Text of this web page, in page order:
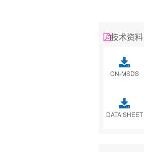
技术资料
CN-MSDS
DATA SHEET